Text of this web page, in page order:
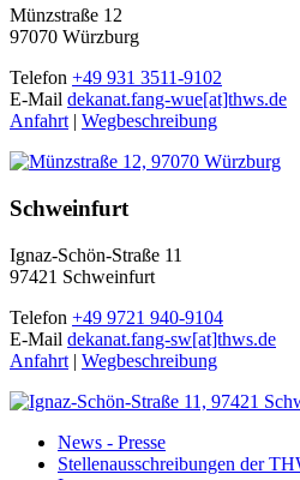
Münzstraße 12
97070 Würzburg
Telefon +49 931 3511-9102
E-Mail dekanat.fang-wue[at]thws.de
Anfahrt | Wegbeschreibung
Schweinfurt
Ignaz-Schön-Straße 11
97421 Schweinfurt
Telefon +49 9721 940-9104
E-Mail dekanat.fang-sw[at]thws.de
Anfahrt | Wegbeschreibung
News - Presse
Stellenausschreibungen der